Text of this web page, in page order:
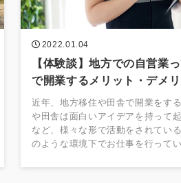
2022.01.04
【体験談】地方での自営業
で開業するメリット・デメ
近年、地方移住や田舎で開業をす
や田舎は面白いアイデアを持って
など、様々な形で活動をされてい
のような環境下でお仕事を行って